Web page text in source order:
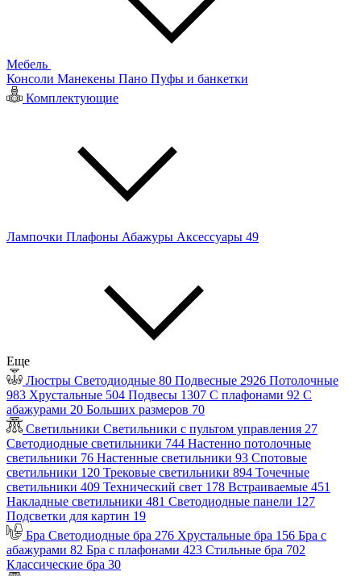
Мебель
Консоли Манекены Пано Пуфы и банкетки
Комплектующие
Лампочки Плафоны Абажуры Аксессуары 49
Еще
Люстры Светодиодные 80 Подвесные 2926 Потолочные
983 Хрустальные 504 Подвесы 1307 С плафонами 92 С
абажурами 20 Больших размеров 70
Светильники Светильники с пультом управления 27
Светодиодные светильники 744 Настенно потолочные
светильники 76 Настенные светильники 93 Спотовые
светильники 120 Трековые светильники 894 Точечные
светильники 409 Технический свет 178 Встраиваемые 451
Накладные светильники 481 Светодиодные панели 127
Подсветки для картин 19
Бра Светодиодные бра 276 Хрустальные бра 156 Бра с
абажурами 82 Бра с плафонами 423 Стильные бра 702
Классические бра 30